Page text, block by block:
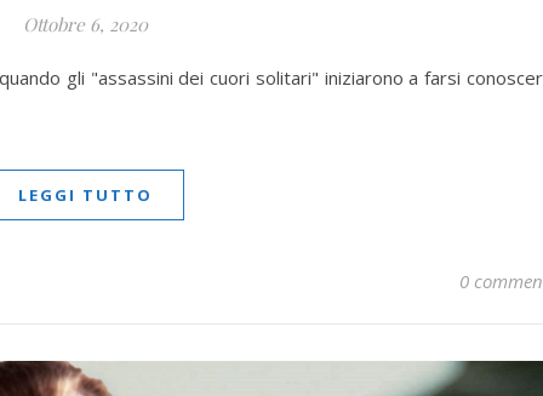
Ottobre 6, 2020
gli "assassini dei cuori solitari" iniziarono a farsi
LEGGI TUTTO
0